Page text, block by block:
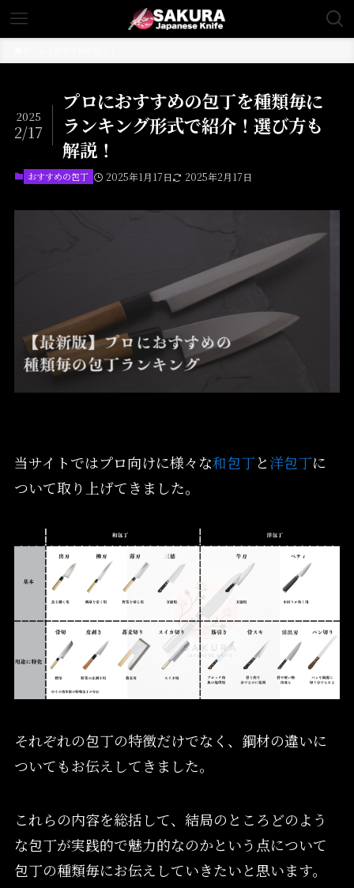
プロにおすすめの包丁を種類毎に
ランキング形式で紹介！選び方も
解説！
2025
2/17
おすすめの包丁 2025年1月17日 2025年2月17日
当サイトではプロ向けに様々な和包丁と洋包丁に
ついて取り上げてきました。
それぞれの包丁の特徴だけでなく、鋼材の違いに
ついてもお伝えしてきました。
これらの内容を総括して、結局のところどのよう
な包丁が実践的で魅力的なのかという点について
包丁の種類毎にお伝えしていきたいと思います。